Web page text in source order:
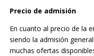
Precio de admisión
En cuanto al precio de la
siendo la admisión
muchas ofertas